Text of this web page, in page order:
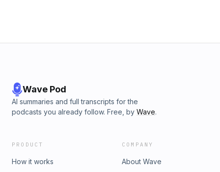
Wave Pod
AI summaries and full transcripts for the
podcasts you already follow. Free, by Wave.
PRODUCT
How it works
COMPANY
About Wave